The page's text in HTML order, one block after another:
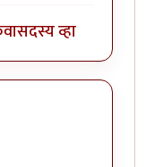
सदस्य व्हा